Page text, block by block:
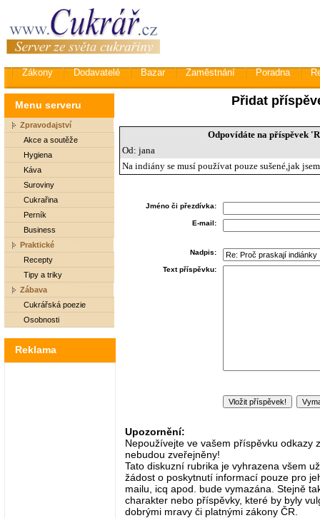
Zákony Dodavatelé Bazar Zaměstnání Poradna
Menu serveru
Zpravodajství
Akce a soutěže
Hygiena
Káva
Suroviny
Cukrařina
Perník
Business
Praktické
Recepty
Tipy a triky
Zábava
Cukrářská poezie
Osobnosti
Reklama
Přidat
Odpovídáte na příspěvek
Od: jana
Na indiány se musí používat pouze sušené,jak
Jméno či přezdívka:
E-mail:
Nadpis:
Text příspěvku:
Upozornění:
Nepoužívejte ve vašem příspěvku odkazy
nebudou zveřejněny!
Tato diskuzní rubrika je vyhrazena všem
žádost o poskytnutí informací pouze pro
mailu, icq apod. bude vymazána. Stejně
charakter nebo příspěvky, které by byly
dobrými mravy či platnými zákony ČR.